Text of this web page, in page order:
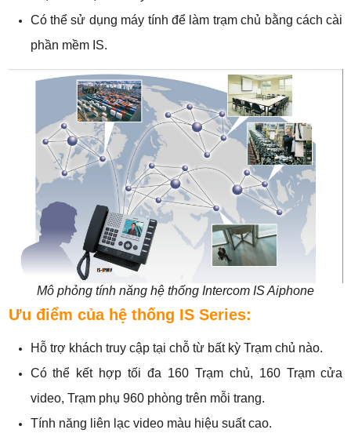
Có thể sử dụng máy tính để làm trạm chủ bằng cách cài
phần mềm IS.
Mô phỏng tính năng hệ thống Intercom IS Aiphone
Ưu điểm của hệ thống IS Series:
Hỗ trợ khách truy cập tại chỗ từ bất kỳ Trạm chủ nào.
Có thể kết hợp tối đa 160 Trạm chủ, 160 Trạm cửa
video, Trạm phụ 960 phòng trên mỗi trang.
Tính năng liên lạc video màu hiệu suất cao.